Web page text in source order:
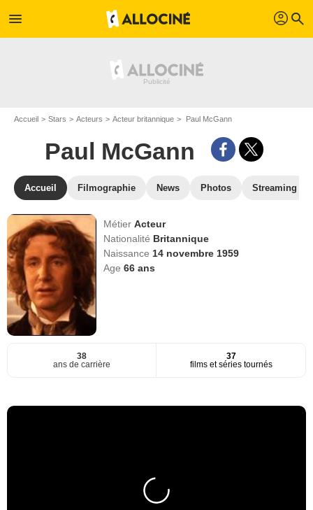
menu profil search
Accueil Stars Acteurs Acteur britannique Paul McGann
Paul McGann
Accueil Filmographie News Photos Streaming
MétierActeur
Nationalité Britannique
Naissance 14 novembre 1959
Age66 ans
38
ans de carrière
37
films et séries tournés